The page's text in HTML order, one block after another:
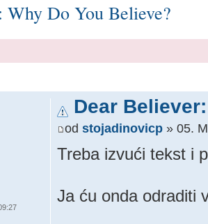
Why Do You Believe?
Dear
od stojadinovicp» 05.
Treba izvući tekst i
Ja ću onda odraditi